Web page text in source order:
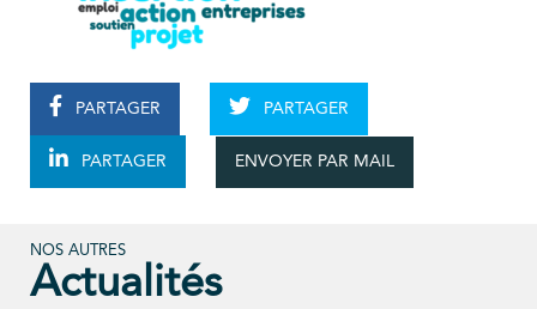
PARTAGER PARTAGER
PARTAGER ENVOYER PAR MAIL
NOS AUTRES
Actualités